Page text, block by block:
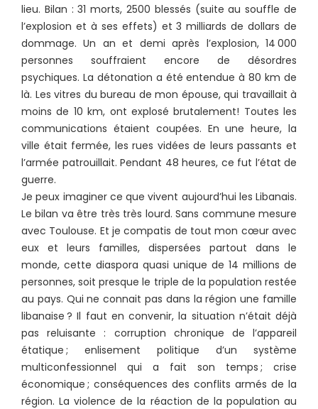
lieu. Bilan : 31 morts, 2500 blessés (suite au souffle de
l’explosion et à ses effets) et 3 milliards de dollars de
dommage. Un an et demi après l’explosion, 14 000
personnes souffraient encore de désordres
psychiques. La détonation a été entendue à 80 km de
là. Les vitres du bureau de mon épouse, qui travaillait à
moins de 10 km, ont explosé brutalement! Toutes les
communications étaient coupées. En une heure, la
ville était fermée, les rues vidées de leurs passants et
l’armée patrouillait. Pendant 48 heures, ce fut l’état de
guerre.
Je peux imaginer ce que vivent aujourd’hui les Libanais.
Le bilan va être très très lourd. Sans commune mesure
avec Toulouse. Et je compatis de tout mon cœur avec
eux et leurs familles, dispersées partout dans le
monde, cette diaspora quasi unique de 14 millions de
personnes, soit presque le triple de la population restée
au pays. Qui ne connait pas dans la région une famille
libanaise ? Il faut en convenir, la situation n’était déjà
pas reluisante : corruption chronique de l’appareil
étatique ; enlisement politique d’un système
multiconfessionnel qui a fait son temps ; crise
économique ; conséquences des conflits armés de la
région. La violence de la réaction de la population au